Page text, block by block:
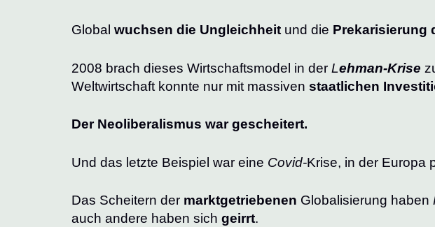
Global wuchsen die Ungleichheit und die Prekarisierung
2008 brach dieses Wirtschaftsmodel in der Lehman-Krise
Weltwirtschaft konnte nur mit massiven staatlichen
Der Neoliberalismus war gescheitert.
Und das letzte Beispiel war eine Covid-Krise, in der Europa
Das Scheitern der marktgetriebenen Globalisierung haben
auch andere haben sich geirrt.